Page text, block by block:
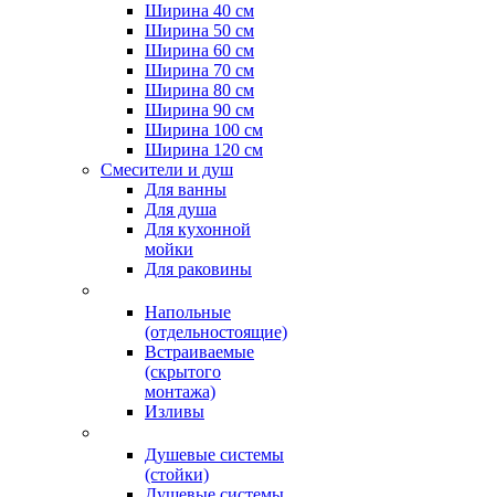
Ширина 40 см
Ширина 50 см
Ширина 60 см
Ширина 70 см
Ширина 80 см
Ширина 90 см
Ширина 100 см
Ширина 120 см
Смесители и душ
Для ванны
Для душа
Для кухонной
мойки
Для раковины
Напольные
(отдельностоящие)
Встраиваемые
(скрытого
монтажа)
Изливы
Душевые системы
(стойки)